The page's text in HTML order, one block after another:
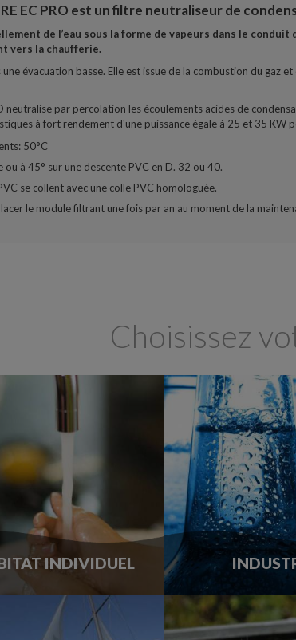
EC PRO est un filtre neutraliseur de
de l’eau sous la forme de vapeurs dans le
vers la chaufferie.
évacuation basse. Elle est issue de la combustion du gaz
neutralise par percolation les écoulements acides de
à fort rendement d'une puissance égale à 25 et 35 KW
50°C
à 45° sur une descente PVC en D. 32 ou 40.
se collent avec une colle PVC homologuée.
le module filtrant une fois par an au moment de la
Choisissez
INDIVIDUEL